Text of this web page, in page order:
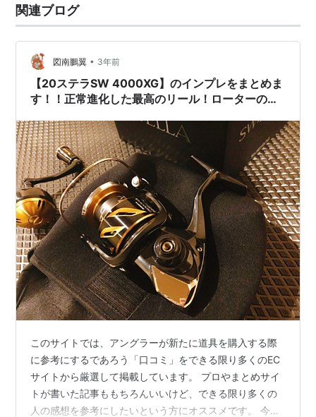
かく新しいオシアジガーのロッドも買ったのに。こんな
ことってあ…
関連ブログ
図南鵬翼 • 3年前
【20ステラSW 4000XG】のインプレをまとめま
す！！正常進化した最高のリール！ローターの剛
このサイトでは、アングラーが新たに道具を購入する際
に参考にするであろう「口コミ」をできる限り多くのEC
サイトから厳選して掲載しています。 プロやまとめサイ
トが書いた記事ももちろんいいけど、できる限り多くの
人の感想を参考にしたいという方にオススメです。 今回